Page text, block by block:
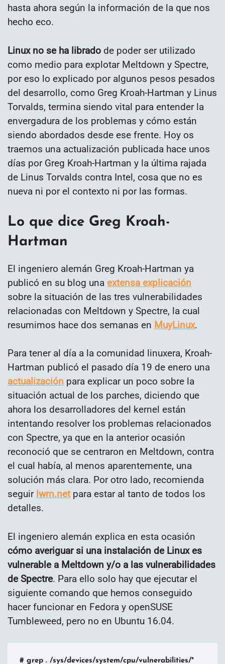
hasta ahora según la información de la que nos
hecho eco.
Linux no se ha librado de poder ser utilizado
como medio para explotar Meltdown y Spectre,
por eso lo explicado por algunos pesos pesados
del desarrollo, como Greg Kroah-Hartman y Linus
Torvalds, termina siendo vital para entender la
envergadura de los problemas y cómo están
siendo abordados desde ese frente. Hoy os
traemos una actualización publicada hace unos
días por Greg Kroah-Hartman y la última rajada
de Linus Torvalds contra Intel, cosa que no es
nueva ni por el contexto ni por las formas.
Lo que dice Greg Kroah-
Hartman
El ingeniero alemán Greg Kroah-Hartman ya
publicó en su blog una extensa explicación
sobre la situación de las tres vulnerabilidades
relacionadas con Meltdown y Spectre, la cual
resumimos hace dos semanas en MuyLinux.
Para tener al día a la comunidad linuxera, Kroah-
Hartman publicó el pasado día 19 de enero una
actualización para explicar un poco sobre la
situación actual de los parches, diciendo que
ahora los desarrolladores del kernel están
intentando resolver los problemas relacionados
con Spectre, ya que en la anterior ocasión
reconoció que se centraron en Meltdown, contra
el cual había, al menos aparentemente, una
solución más clara. Por otro lado, recomienda
seguir lwm.netpara estar al tanto de todos los
detalles.
El ingeniero alemán explica en esta ocasión
cómo averiguar si una instalación de Linux es
vulnerable a Meltdown y/o a las vulnerabilidades
de Spectre. Para ello solo hay que ejecutar el
siguiente comando que hemos conseguido
hacer funcionar en Fedora y openSUSE
Tumbleweed, pero no en Ubuntu 16.04.
# grep . /sys/devices/system/cpu/vulnerabilities/*